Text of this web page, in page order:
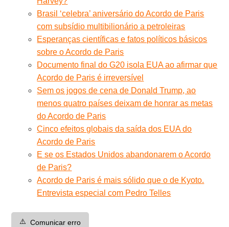
Brasil ‘celebra’ aniversário do Acordo de Paris
com subsídio multibilionário a petroleiras
Esperanças científicas e fatos políticos básicos
sobre o Acordo de Paris
Documento final do G20 isola EUA ao afirmar que
Acordo de Paris é irreversível
Sem os jogos de cena de Donald Trump, ao
menos quatro países deixam de honrar as metas
do Acordo de Paris
Cinco efeitos globais da saída dos EUA do
Acordo de Paris
E se os Estados Unidos abandonarem o Acordo
de Paris?
Acordo de Paris é mais sólido que o de Kyoto.
Entrevista especial com Pedro Telles
⚠️ Comunicar erro